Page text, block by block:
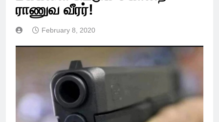
ராணுவ வீரர்!
February 8, 2020